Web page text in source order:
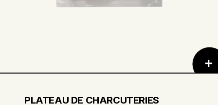
PLATEAU DE CHARCUTERIES